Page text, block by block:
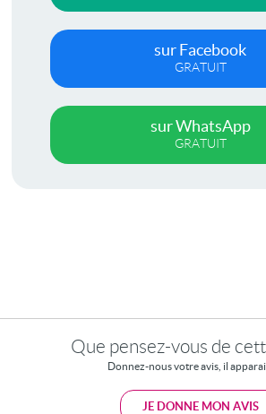
sur Facebook
GRATUIT
sur WhatsApp
GRATUIT
Que pensez-vous de
Donnez-nous votre avis, il
JE DONNE MON AVIS